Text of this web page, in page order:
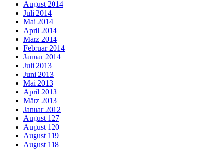
August 2014
Juli 2014
Mai 2014
April 2014
März 2014
Februar 2014
Januar 2014
Juli 2013
Juni 2013
Mai 2013
April 2013
März 2013
Januar 2012
August 127
August 120
August 119
August 118